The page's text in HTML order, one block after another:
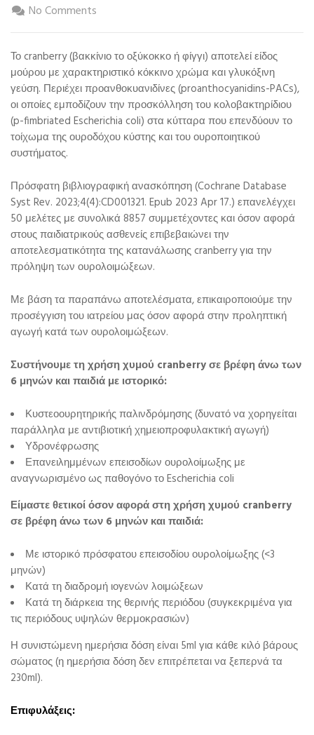
No Comments
Το cranberry (βακκίνιο το οξύκοκκο ή φίγγι) αποτελεί είδος
μούρου με χαρακτηριστικό κόκκινο χρώμα και γλυκόξινη
γεύση. Περιέχει προανθοκυανιδίνες (proanthocyanidins-PACs),
οι οποίες εμποδίζουν την προσκόλληση του κολοβακτηρίδιου
(p-fimbriated Escherichia coli) στα κύτταρα που επενδύουν το
τοίχωμα της ουροδόχου κύστης και του ουροποιητικού
συστήματος.
Πρόσφατη βιβλιογραφική ανασκόπηση (Cochrane Database
Syst Rev. 2023;4(4):CD001321. Epub 2023 Apr 17.) επανελέγχει
50 μελέτες με συνολικά 8857 συμμετέχοντες και όσον αφορά
στους παιδιατρικούς ασθενείς επιβεβαιώνει την
αποτελεσματικότητα της κατανάλωσης cranberry για την
πρόληψη των ουρολοιμώξεων.
Με βάση τα παραπάνω αποτελέσματα, επικαιροποιούμε την
προσέγγιση του ιατρείου μας όσον αφορά στην προληπτική
αγωγή κατά των ουρολοιμώξεων.
Συστήνουμε τη χρήση χυμού cranberry σε βρέφη άνω των
6 μηνών και παιδιά με ιστορικό:
Κυστεοουρητηρικής παλινδρόμησης (δυνατό να χορηγείται
παράλληλα με αντιβιοτική χημειοπροφυλακτική αγωγή)
Υδρονέφρωσης
Επανειλημμένων επεισοδίων ουρολοίμωξης με
αναγνωρισμένο ως παθογόνο το Escherichia coli
Είμαστε θετικοί όσον αφορά στη χρήση χυμού cranberry
σε βρέφη άνω των 6 μηνών και παιδιά:
Με ιστορικό πρόσφατου επεισοδίου ουρολοίμωξης (<3
μηνών)
Κατά τη διαδρομή ιογενών λοιμώξεων
Κατά τη διάρκεια της θερινής περιόδου (συγκεκριμένα για
τις περιόδους υψηλών θερμοκρασιών)
Η συνιστώμενη ημερήσια δόση είναι 5ml για κάθε κιλό βάρους
σώματος (η ημερήσια δόση δεν επιτρέπεται να ξεπερνά τα
230ml).
Επιφυλάξεις: